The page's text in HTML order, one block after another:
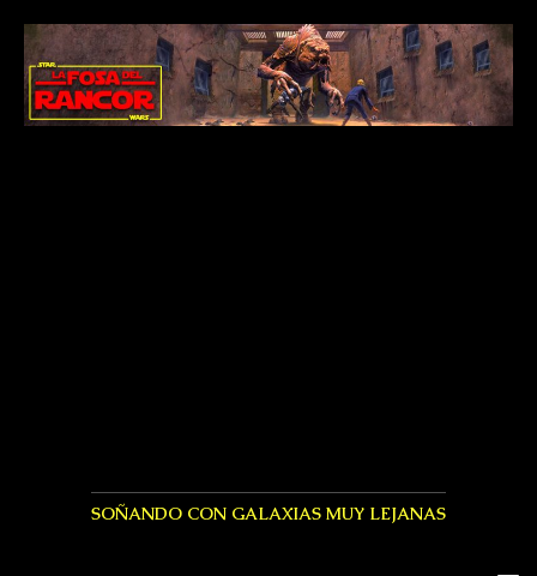
SOÑANDO CON GALAXIAS MUY LEJANAS